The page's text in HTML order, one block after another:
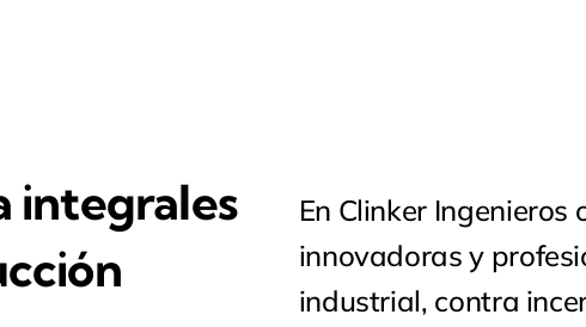
integrales
En Clinker Ingenieros
innovadoras y
industrial, contra